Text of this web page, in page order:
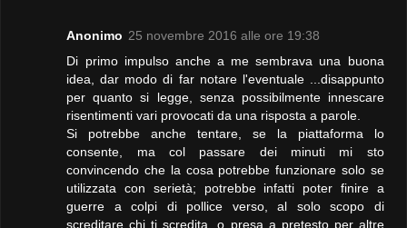
Anonimo 25 novembre 2016 alle ore 19:38
Di primo impulso anche a me sembrava una buona
idea, dar modo di far notare l'eventuale ...disappunto
per quanto si legge, senza possibilmente innescare
risentimenti vari provocati da una risposta a parole.
Si potrebbe anche tentare, se la piattaforma lo
consente, ma col passare dei minuti mi sto
convincendo che la cosa potrebbe funzionare solo se
utilizzata con serietà; potrebbe infatti poter finire a
guerre a colpi di pollice verso, al solo scopo di
screditare chi ti scredita, o presa a pretesto per altre